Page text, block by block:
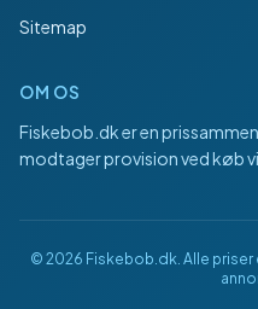
Sitemap
OM OS
Fiskebob.dker en
modtager provision ved køb
© 2026 Fiskebob.dk. Alle